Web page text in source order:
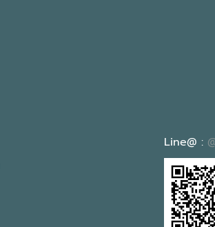
Line@ :